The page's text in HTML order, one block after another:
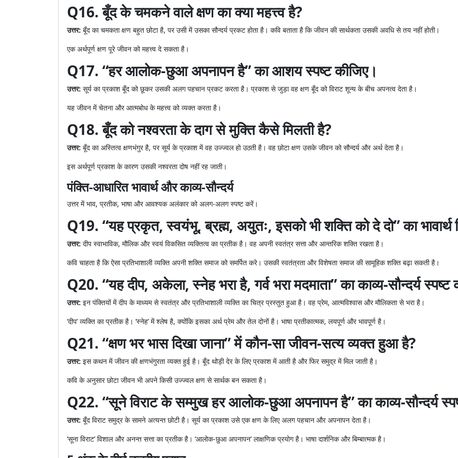
Q16. बूँद के चमकने वाले क्षण का क्या महत्त्व है?
उत्तर: बूँद का चमकता क्षण बहुत छोटा है, पर उसी में उसका सौन्दर्य प्रकट होता है। कवि बताता है कि जीवन की सार्थकता उसकी अवधि से तय नहीं होती।
एक अर्थपूर्ण क्षण पूरे जीवन को महत्त्व दे सकता है।
Q17. “हर आलोक-छुआ अपनापन है” का आशय स्पष्ट कीजिए।
उत्तर: सूर्य का प्रकाश बूँद को छूकर उसकी अलग पहचान प्रकट करता है। प्रकाश से जुड़ा वह क्षण बूँद को विराट शून्य के बीच अपनत्व देता है।
यह जीवन में चेतना और आत्मबोध के महत्त्व को व्यक्त करता है।
Q18. बूँद को नश्वरता के दाग से मुक्ति कैसे मिलती है?
उत्तर: बूँद का अस्तित्व क्षणभंगुर है, पर सूर्य के प्रकाश में वह उज्ज्वल हो उठती है। वह छोटा क्षण उसके जीवन को सौन्दर्य और अर्थ देता है।
इस अर्थपूर्ण प्रकाश के कारण उसकी नश्वरता दोष नहीं रह जाती।
पंक्ति-आधारित भावार्थ और काव्य-सौन्दर्य
उत्तर में भाव, प्रतीक, भाषा और आवश्यक अलंकार को अलग-अलग स्पष्ट करें।
Q19. “यह प्रकृत, स्वयंभू, ब्रह्म, अयुतः, इसको भी शक्ति को दे दो” का भावार्थ
उत्तर: दीप स्वाभाविक, मौलिक और स्वयं विकसित व्यक्तित्व का प्रतीक है। वह अपनी स्वतंत्र सत्ता और आन्तरिक शक्ति रखता है।
कवि चाहता है कि ऐसा प्रतिभाशाली व्यक्ति अपनी शक्ति समाज को समर्पित करे। उसकी स्वतंत्रता और विशेषता समाज की सामूहिक शक्ति बढ़ा सकती है।
Q20. “यह दीप, अकेला, स्नेह भरा है, गर्व भरा मदमाता” का काव्य-सौन्दर्य स्पष्ट
उत्तर: इन पंक्तियों में दीप के माध्यम से स्वतंत्र और प्रतिभाशाली व्यक्ति का चित्र प्रस्तुत हुआ है। वह प्रेम, आत्मविश्वास और मौलिकता से भरा है।
‘दीप’ व्यक्ति का प्रतीक है। ‘स्नेह’ में श्लेष है, क्योंकि इसका अर्थ प्रेम और तेल दोनों है। भाषा प्रतीकात्मक, लयपूर्ण और भावपूर्ण है।
Q21. “क्षण भर भास दिखा जाना” में कौन-सा जीवन-सत्य व्यक्त हुआ है?
उत्तर: इस कथन में जीवन की क्षणभंगुरता व्यक्त हुई है। बूँद थोड़ी देर के लिए प्रकाश में आती है और फिर समुद्र में मिल जाती है।
कवि के अनुसार छोटा जीवन भी अपने किसी उज्ज्वल क्षण से सार्थक बन सकता है।
Q22. “सूने विराट के सम्मुख हर आलोक-छुआ अपनापन है” का काव्य-सौन्दर्य
उत्तर: बूँद विराट समुद्र के सामने अत्यन्त छोटी है। सूर्य का प्रकाश उसे एक क्षण के लिए अलग पहचान और अपनापन देता है।
‘सूना विराट’ विशाल और अनन्त सत्ता का प्रतीक है। ‘आलोक-छुआ अपनापन’ लाक्षणिक प्रयोग है। भाषा दार्शनिक और बिम्बात्मक है।